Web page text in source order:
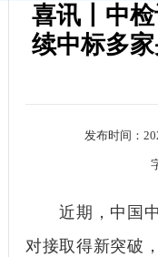
喜讯丨中
续中标多
发布时间：
近期，中国中
对接取得新突破